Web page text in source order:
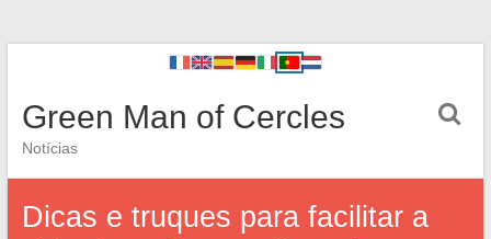
Green Man of Cercles
Notícias
Dicas e truques para facilitar a